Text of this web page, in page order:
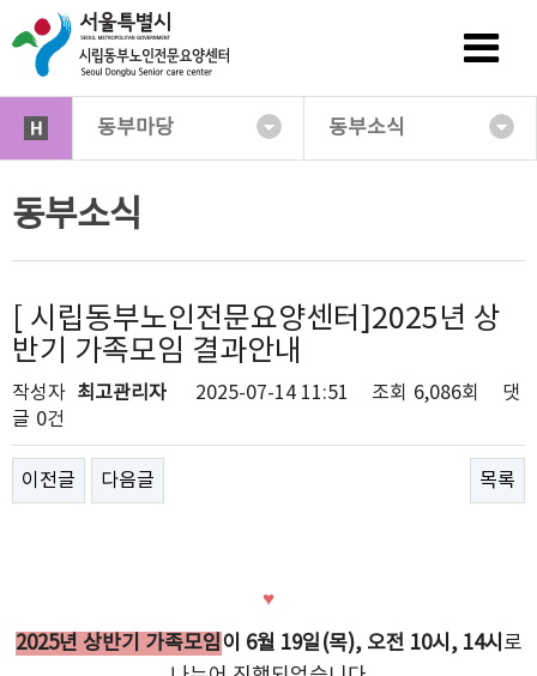
동부마당 동부소식
동부소식
[ 시립동부노인전문요양센터]2025년 상
반기 가족모임 결과안내
작성자 최고관리자 2025-07-14 11:51 조회 6,086회
댓
글 0건
이전글 다음글 목록
♥
2025년 상반기 가족모임이 6월 19일(목), 오전 10시, 14시 로